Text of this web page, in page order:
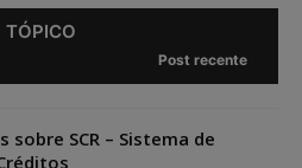
TÓPICO
Post recente
SCR – Sistema de